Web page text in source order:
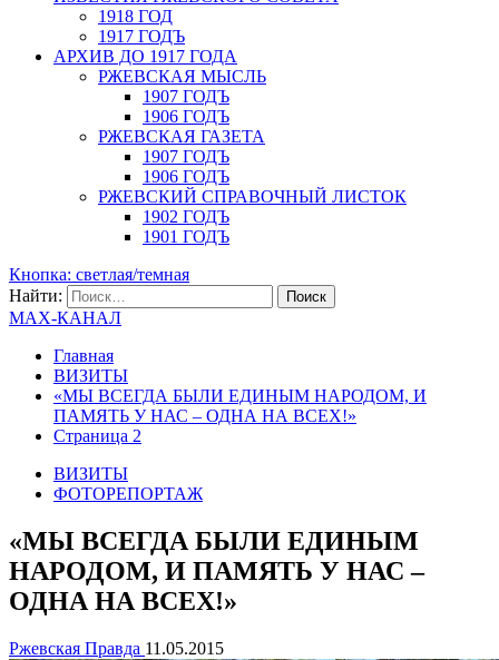
1918 ГОД
1917 ГОДЪ
АРХИВ ДО 1917 ГОДА
РЖЕВСКАЯ МЫСЛЬ
1907 ГОДЪ
1906 ГОДЪ
РЖЕВСКАЯ ГАЗЕТА
1907 ГОДЪ
1906 ГОДЪ
РЖЕВСКИЙ СПРАВОЧНЫЙ ЛИСТОК
1902 ГОДЪ
1901 ГОДЪ
Кнопка: светлая/темная
Найти:
MAX-КАНАЛ
Главная
ВИЗИТЫ
«МЫ ВСЕГДА БЫЛИ ЕДИНЫМ НАРОДОМ, И
ПАМЯТЬ У НАС – ОДНА НА ВСЕХ!»
Страница 2
ВИЗИТЫ
ФОТОРЕПОРТАЖ
«МЫ ВСЕГДА БЫЛИ ЕДИНЫМ
НАРОДОМ, И ПАМЯТЬ У НАС –
ОДНА НА ВСЕХ!»
Ржевская Правда 11.05.2015